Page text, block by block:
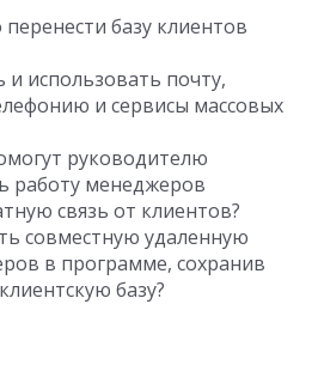
базу клиентов
использовать почту,
и сервисы массовых
руководителю
работу менеджеров
связь от клиентов?
совместную удаленную
в программе, сохранив
базу?